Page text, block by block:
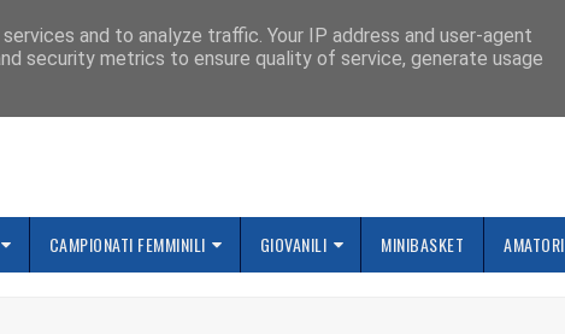
CAMPIONATI FEMMINILI GIOVANILI MINIBASKET AMATORI
and to analyze traffic. Your IP address and user-agent
security metrics to ensure quality of service, generate usage